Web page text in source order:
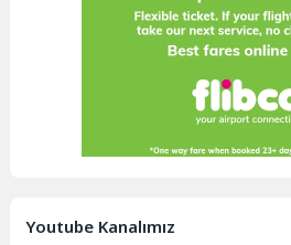
Youtube Kanalımız